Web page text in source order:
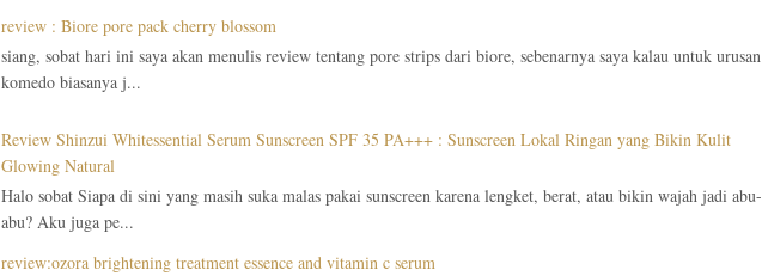
review : Biore pore pack cherry blossom
siang, sobat hari ini saya akan menulis review tentang pore strips dari biore, sebenarnya saya kalau untuk urusan
komedo biasanya j...
Review Shinzui Whitessential Serum Sunscreen SPF 35 PA+++ : Sunscreen Lokal Ringan yang Bikin Kulit
Glowing Natural
Halo sobat Siapa di sini yang masih suka malas pakai sunscreen karena lengket, berat, atau bikin wajah jadi abu-
abu? Aku juga pe...
review:ozora brightening treatment essence and vitamin c serum